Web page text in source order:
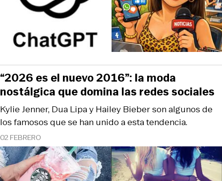
02 FEBRERO
Kylie Jenner, Dua Lipa y Hailey Bieber son algunos de
los famosos que se han unido a esta tendencia.
“2026 es el nuevo 2016”: la moda
nostálgica que domina las redes sociales